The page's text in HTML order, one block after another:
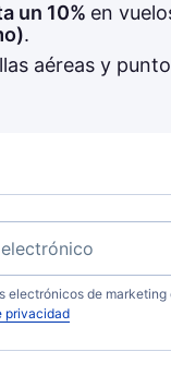
un 10% en
.
aéreas y
electrónicos de marketing
privacidad